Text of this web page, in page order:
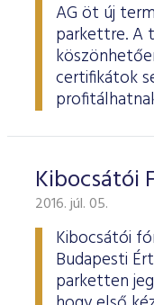
AG öt új
parkettre. A
certifikátok
Kibocsátói
2016. júl. 05.
Kibocsátói
Budapesti
parketten